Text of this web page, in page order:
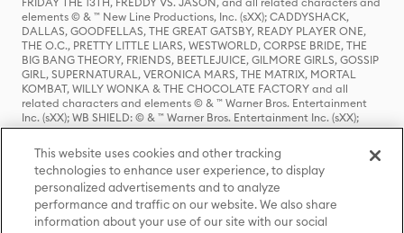
elements © & ™ New Line Productions, Inc. (sXX); CADDYSHACK,
DALLAS, GOODFELLAS, THE GREAT GATSBY, READY PLAYER ONE,
THE O.C., PRETTY LITTLE LIARS, WESTWORLD, CORPSE BRIDE, THE
BIG BANG THEORY, FRIENDS, BEETLEJUICE, GILMORE GIRLS, GOSSIP
GIRL, SUPERNATURAL, VERONICA MARS, THE MATRIX, MORTAL
KOMBAT, WILLY WONKA & THE CHOCOLATE FACTORY and all
related characters and elements © & ™ Warner Bros. Entertainment
Inc. (sXX); WB SHIELD: © & ™ Warner Bros. Entertainment Inc. (sXX);
HOUSE OF THE DRAGON, GAME OF THRONES, and all related
characters and elements © & ™ Home Box Office, Inc. (sXX); CHILLING
ADVENTURES OF SABRINA, RIVERDALE © & ™ Warner Bros.
Entertainment Inc. Archie Comics and all related characters and
elements © & ™ Archie Comic Publications, Inc. Used with permission.
(sXX); SEINFELD and all related characters and elements © & ™ Castle
Rock Entertainment. (sXX); TED LASSO © & ™ Warner Bros.
This website uses cookies and other tracking
technologies to enhance user experience, to display
personalized advertisements and to analyze
performance and traffic on our website. We also share
information about your use of our site with our social